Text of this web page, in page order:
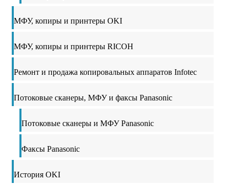
МФУ, копиры и принтеры OKI
МФУ, копиры и принтеры RICOH
Ремонт и продажа копировальных аппаратов Infotec
Потоковые сканеры, МФУ и факсы Panasonic
Потоковые сканеры и МФУ Panasonic
Факсы Panasonic
История OKI